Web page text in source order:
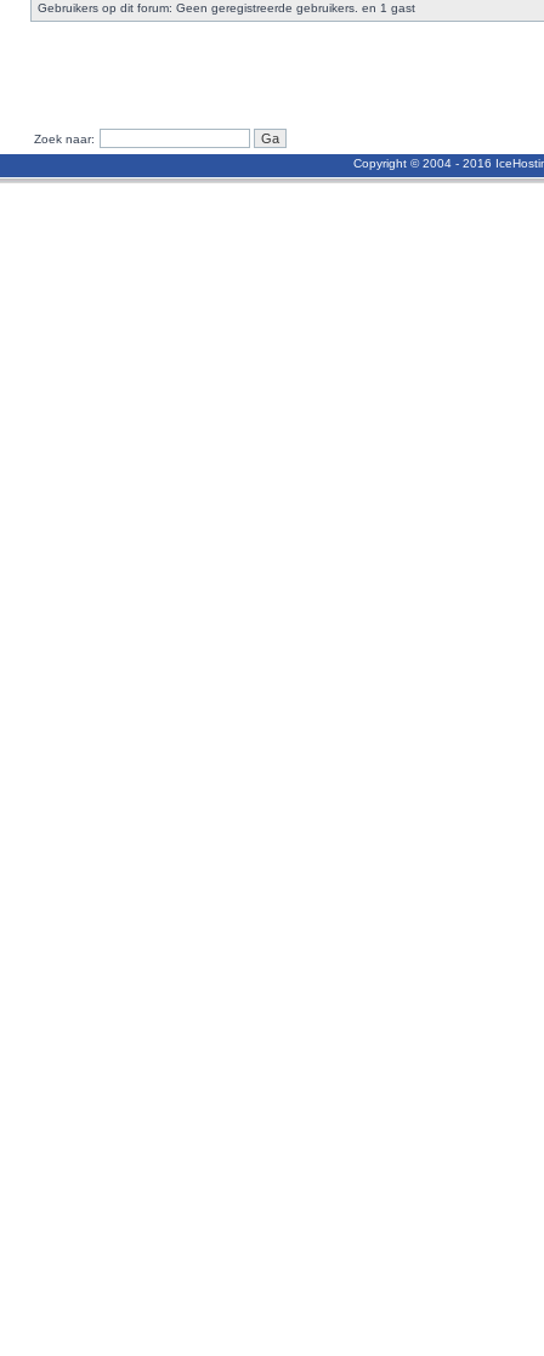
Gebruikers op dit forum: Geen geregistreerde gebruikers. en 1 gast
Zoek naar:
Copyright © 2004 - 2016